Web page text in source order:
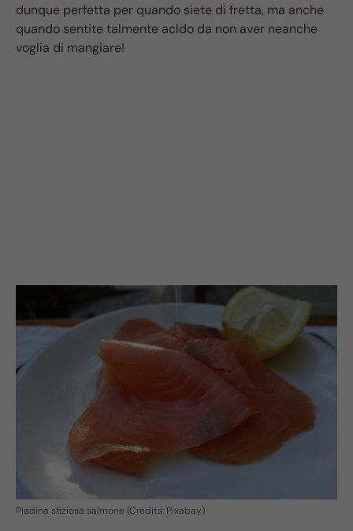
dunque perfetta per quando siete di fretta, ma anche
quando sentite talmente acldo da non aver neanche
voglia di mangiare!
Piadina sfiziosa salmone (Credits: Pixabay)